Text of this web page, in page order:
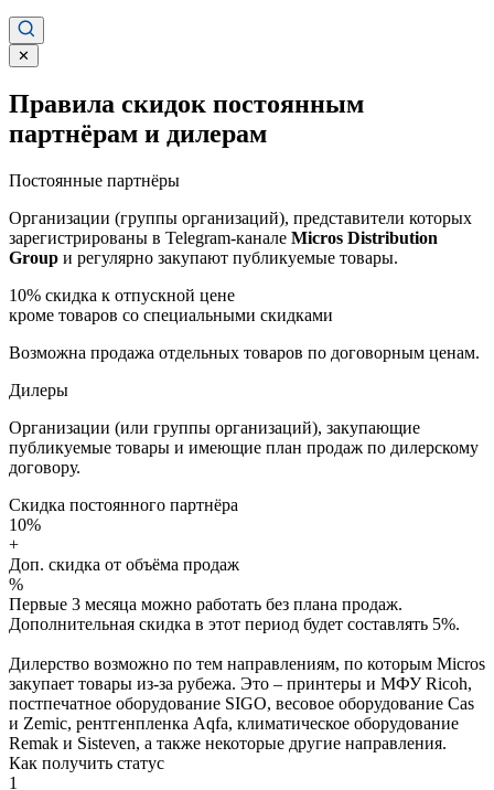
✕
Правила скидок постоянным
партнёрам и дилерам
Постоянные партнёры
Организации (группы организаций), представители которых
зарегистрированы в Telegram-канале Micros Distribution
Group и регулярно закупают публикуемые товары.
10% скидка к отпускной цене
кроме товаров со специальными скидками
Возможна продажа отдельных товаров по договорным ценам.
Дилеры
Организации (или группы организаций), закупающие
публикуемые товары и имеющие план продаж по дилерскому
договору.
Скидка постоянного партнёра
10%
+
Доп. скидка от объёма продаж
%
Первые 3 месяца можно работать без плана продаж.
Дополнительная скидка в этот период будет составлять 5%.
Дилерство возможно по тем направлениям, по которым Micros
закупает товары из-за рубежа. Это – принтеры и МФУ Ricoh,
постпечатное оборудование SIGO, весовое оборудование Cas
и Zemic, рентгенпленка Aqfa, климатическое оборудование
Remak и Sisteven, а также некоторые другие направления.
Как получить статус
1